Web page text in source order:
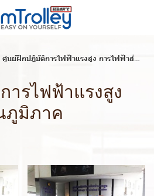
ศูนย์ฝึกปฎิบัติการไฟฟ้าแรงสูง การไฟฟ้าส่วนภูมิภาค
รไฟฟ้าแรงสูง
ภูมิภาค